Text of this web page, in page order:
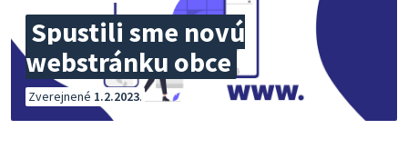
Spustili sme novú
webstránku obce
Zverejnené 1.2.2023.